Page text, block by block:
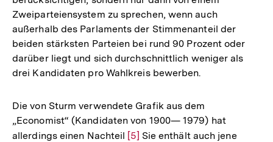
Zweiparteiensystem zu sprechen, wenn auch
außerhalb des Parlaments der Stimmenanteil der
beiden stärksten Parteien bei rund 90 Prozent oder
darüber liegt und sich durchschnittlich weniger als
drei Kandidaten pro Wahlkreis bewerben.
Die von Sturm verwendete Grafik aus dem
„Economist“ (Kandidaten von 1900— 1979) hat
allerdings einen Nachteil Zur
[5] Sie enthält auch jene